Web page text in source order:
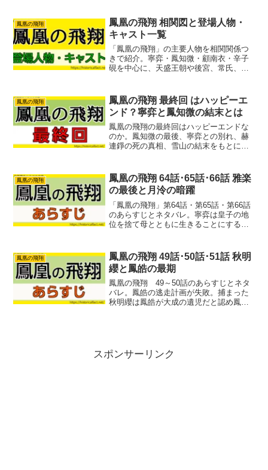
鳳凰の飛翔
鳳凰の飛翔 相関図と登場人物・
キャスト一覧
「鳳凰の飛翔」の主要人物を相関関係つ
きで紹介。寧弈・鳳知微・顧南衣・辛子
硯を中心に、天盛王朝や後宮、常氏、血
鳳凰の飛翔
鳳凰の飛翔 最終回 はハッピーエ
ンド？寧弈と鳳知微の結末とは
鳳凰の飛翔の最終回はハッピーエンドな
のか。鳳知微の最後、寧弈との別れ、赫
連錚の死の真相、雪山の結末をもとに、
鳳凰の飛翔
鳳凰の飛翔 64話･65話･66話 雅楽
の最後と月泠の暗躍
「鳳凰の飛翔」第64話・第65話・第66話
のあらすじとネタバレ。寧弈は皇子の地
位を捨て母とともに生きることにする
鳳凰の飛翔
鳳凰の飛翔 49話･50話･51話 秋明
纓と鳳皓の最期
鳳凰の飛翔 49～50話のあらすじとネタ
バレ。鳳皓の逃走計画が失敗。捕まった
秋明纓は鳳皓が大成の遺児だと認め鳳知
スポンサーリンク